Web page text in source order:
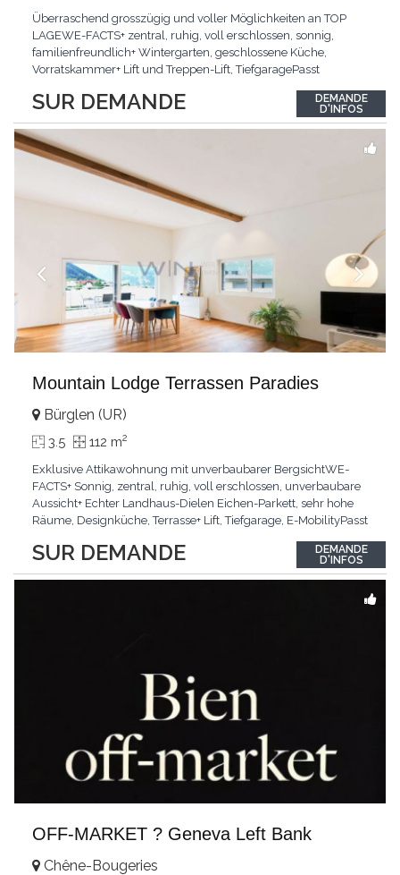
SUR DEMANDE
Überraschend grosszügig und voller Möglichkeiten an TOP
LAGEWE-FACTS+ zentral, ruhig, voll erschlossen, sonnig,
familienfreundlich+ Wintergarten, geschlossene Küche,
Vorratskammer+ Lift und Treppen-Lift, TiefgaragePasst
Wintergarten schaffen ein lichtdurchflutetes
Wunder.Interessiert? JETZT anrufen: +41 76 507 21 32
DEMANDE
D'INFOS
Mountain Lodge Terrassen Paradies
SUR DEMANDE
Bürglen (UR)
3.5 112 m2
Exklusive Attikawohnung mit unverbaubarer BergsichtWE-
FACTS+ Sonnig, zentral, ruhig, voll erschlossen, unverbaubare
Aussicht+ Echter Landhaus-Dielen Eichen-Parkett, sehr hohe
Räume, Designküche, Terrasse+ Lift, Tiefgarage, E-MobilityPasst
ArchitekturKLARTEXT: Grosszügig, sonnig und kompromisslos
hochwertig mit Logenplatz.Interessiert?...
DEMANDE
D'INFOS
OFF-MARKET ? Geneva Left Bank
Chêne-Bougeries